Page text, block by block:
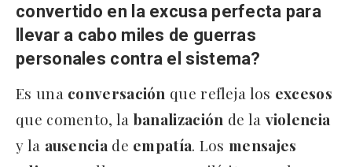
convertido en la excusa perfecta para
llevar a cabo miles de guerras
personales contra el sistema?
Es una conversación que refleja los excesos
que comento, la banalización de la violencia
y la ausencia de empatía. Los mensajes